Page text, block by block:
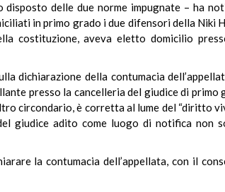
delle due norme impugnate – ha
in primo grado i due difensori della Niki
costituzione, aveva eletto domicilio
dichiarazione della contumacia
presso la cancelleria del giudice di primo
circondario, è corretta al lume del “diritto
giudice adito come luogo di notifica non
la contumacia dell’appellata, con il